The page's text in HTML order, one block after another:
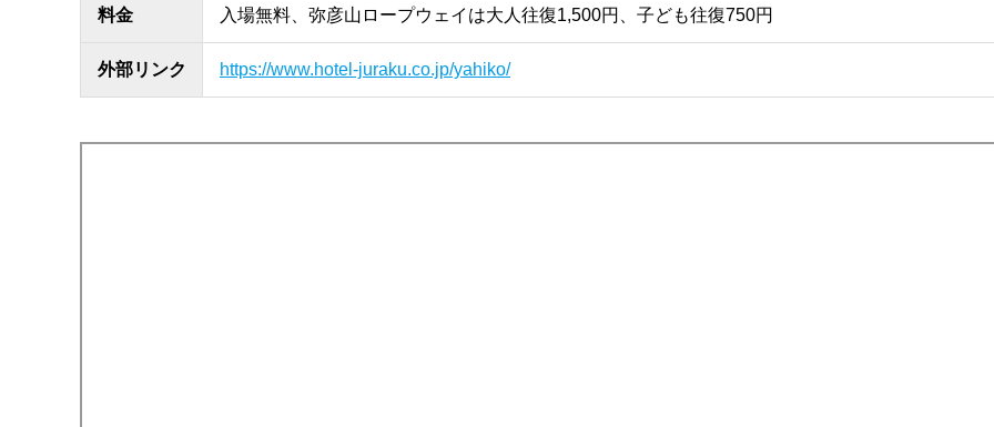
料金 入場無料、弥彦山ロープウェイは大人往復1,500円、子ども往復750円
外部リンク https://www.hotel-juraku.co.jp/yahiko/